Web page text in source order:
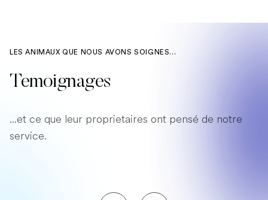
LES ANIMAUX QUE NOUS AVONS SOIGNES...
Temoignages
...et ce que leur proprietaires ont pensé de notre
service.